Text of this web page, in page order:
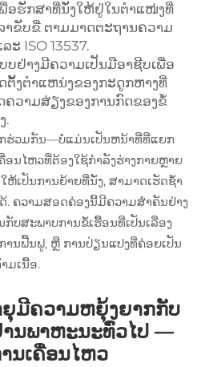
ອຮັກສາທີ່ນັ່ງໃຫ້ຢູ່ໃນຕຳແໜ່ງທີ່
າຂັບຂີ່ ຕາມມາດຕະຖານຄວາມ
ະ ISO 13537.
ຢ່າງມີຄວາມເປັນມືອາຊີບເພື່ອ
ງຕຳແຫນ່ງຂອງກະດູກຫາງທີ່
ຄວາມສ່ຽງຂອງການກົດຂອງຂໍ້
.
ຮ່ວມກັນ—ບໍ່ແມ່ນເປັນຫນ້າທີ່ທີ່ແຍກ
ນໄຫວທີ່ຕ້ອງໃຊ້ກຳລັງຮ່າງກາຍຫຼາຍ
ເປັນການຍ້າຍທີ່ນັ່ງ, ສາມາດເຮັດຊ້ຳ
. ຄວາມສອດຄ່ອງນີ້ມີຄວາມສຳຄັນຢ່າງ
ບສະພາບການຂໍ້ເຮື້ອນທີ່ເປັນເລື່ອງ
ນຟື້ນຟູ, ຫຼື ການປ່ຽນແປງທີ່ຄ່ອຍເປັນ
ມເນື້ອ.
ມີຄວາມຫຍຸ້ງຍາກກັບ
ນພາຫະນະທົ່ວໄປ —
ນເຄື່ອນໄຫວ